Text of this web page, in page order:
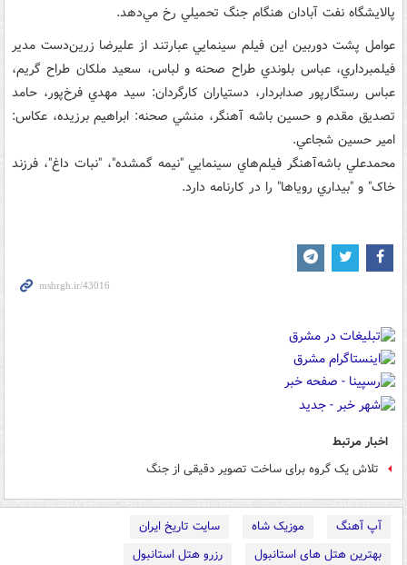
پالايشگاه نفت آبادان هنگام جنگ تحميلي رخ مي‌دهد.
عوامل پشت دوربين اين فيلم سينمايي عبارتند از عليرضا زرين‌دست مدير
فيلمبرداري، عباس بلوندي طراح صحنه و لباس، سعيد ملکان طراح گريم،
عباس رستگارپور صدابردار، دستياران کارگردان: سيد مهدي فرخ‌پور، حامد
تصديق مقدم و حسين باشه آهنگر، منشي صحنه: ابراهيم برزيده، عکاس:
امير حسين شجاعي.
محمدعلي باشه‌آهنگر فيلم‌هاي سينمايي "نيمه گمشده"، "نبات داغ"، فرزند
خاک" و "بيداري روياها" را در کارنامه دارد.
اخبار مرتبط
تلاش‌ یک گروه برای ساخت تصویر دقیقی از جنگ
آپ آهنگ موزیک شاه
سایت تاریخ ایران
بهترین هتل های استانبول
رزرو هتل استانبول